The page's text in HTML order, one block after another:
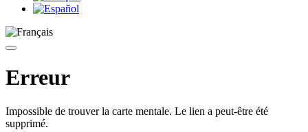
Erreur
Impossible de trouver la carte mentale. Le lien a peut-être été
supprimé.